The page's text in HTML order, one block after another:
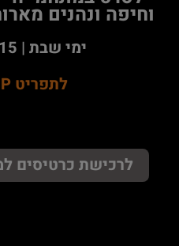
וחיפה ונהנים
ימי שבת | 10:15 - 12:00
לתפריט VIP בראנץ'
לרכישת כרטיסים